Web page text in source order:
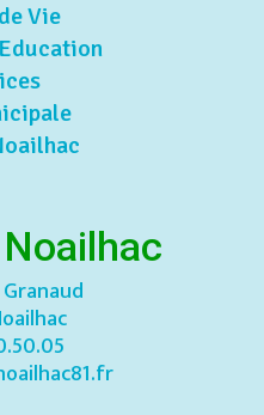
Vie